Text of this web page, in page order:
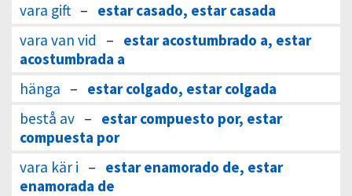
vara gift – estar casado, estar casada
vara van vid
– estar acostumbrado a, estar
acostumbrada a
hänga – estar colgado, estar colgada
bestå av – estar compuesto por, estar
compuesta por
vara kär i – estar enamorado de, estar
enamorada de